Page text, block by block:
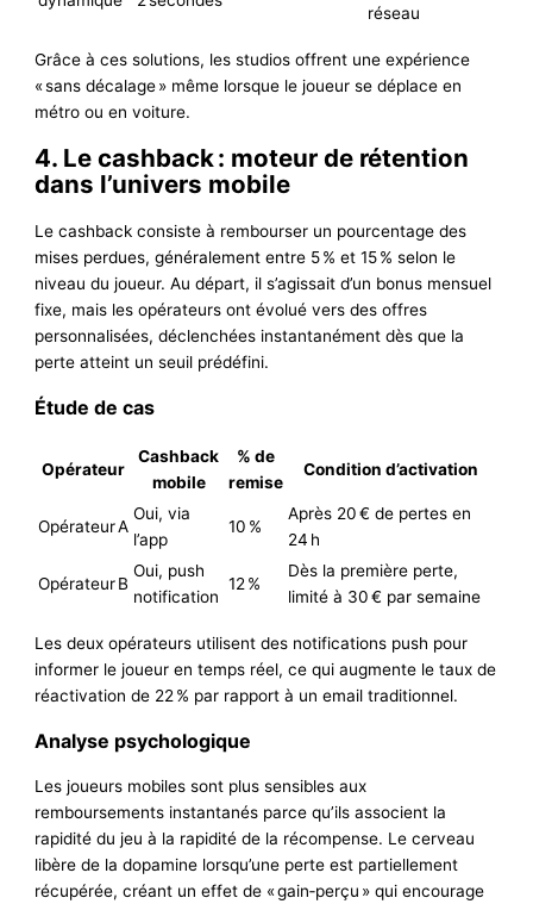
réseau
Grâce à ces solutions, les studios offrent une expérience
« sans décalage » même lorsque le joueur se déplace en
métro ou en voiture.
4. Le cashback : moteur de rétention
dans l’univers mobile
Le cashback consiste à rembourser un pourcentage des
mises perdues, généralement entre 5 % et 15 % selon le
niveau du joueur. Au départ, il s’agissait d’un bonus mensuel
fixe, mais les opérateurs ont évolué vers des offres
personnalisées, déclenchées instantanément dès que la
perte atteint un seuil prédéfini.
Étude de cas
Opérateur
Cashback
mobile
% de
remise
Condition d’activation
Opérateur A
Oui, via
l’app
10 %
Après 20 € de pertes en
24 h
Opérateur B
Oui, push
notification
12 %
Dès la première perte,
limité à 30 € par semaine
Les deux opérateurs utilisent des notifications push pour
informer le joueur en temps réel, ce qui augmente le taux de
réactivation de 22 % par rapport à un email traditionnel.
Analyse psychologique
Les joueurs mobiles sont plus sensibles aux
remboursements instantanés parce qu’ils associent la
rapidité du jeu à la rapidité de la récompense. Le cerveau
libère de la dopamine lorsqu’une perte est partiellement
récupérée, créant un effet de « gain‑perçu » qui encourage